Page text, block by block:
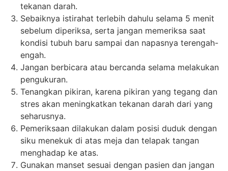
tekanan darah.
Sebaiknya istirahat terlebih dahulu selama 5 menit
sebelum diperiksa, serta jangan memeriksa saat
kondisi tubuh baru sampai dan napasnya terengah-
engah.
Jangan berbicara atau bercanda selama melakukan
pengukuran.
Tenangkan pikiran, karena pikiran yang tegang dan
stres akan meningkatkan tekanan darah dari yang
seharusnya.
Pemeriksaan dilakukan dalam posisi duduk dengan
siku menekuk di atas meja dan telapak tangan
menghadap ke atas.
Gunakan manset sesuai dengan pasien dan jangan